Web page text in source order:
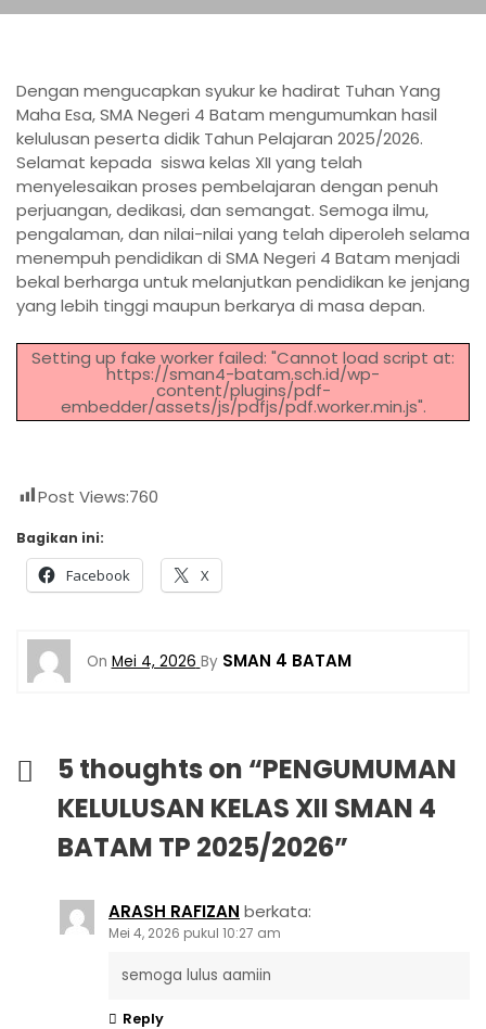
Dengan mengucapkan syukur ke hadirat Tuhan Yang
Maha Esa, SMA Negeri 4 Batam mengumumkan hasil
kelulusan peserta didik Tahun Pelajaran 2025/2026.
Selamat kepada siswa kelas XII yang telah
menyelesaikan proses pembelajaran dengan penuh
perjuangan, dedikasi, dan semangat. Semoga ilmu,
pengalaman, dan nilai-nilai yang telah diperoleh selama
menempuh pendidikan di SMA Negeri 4 Batam menjadi
bekal berharga untuk melanjutkan pendidikan ke jenjang
yang lebih tinggi maupun berkarya di masa depan.
Setting up fake worker failed: "Cannot load script at:
https://sman4-batam.sch.id/wp-
content/plugins/pdf-
embedder/assets/js/pdfjs/pdf.worker.min.js".
Post Views:760
Bagikan ini:
Facebook X
On Mei 4, 2026 By SMAN 4 BATAM
5 thoughts on “PENGUMUMAN
KELULUSAN KELAS XII SMAN 4
BATAM TP 2025/2026”
ARASH RAFIZAN berkata:
Mei 4, 2026 pukul 10:27 am
semoga lulus aamiin
Reply